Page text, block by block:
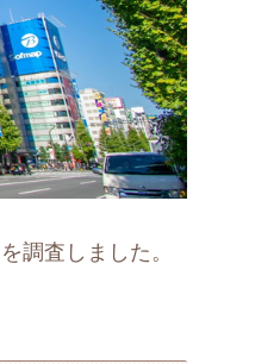
調査しました。